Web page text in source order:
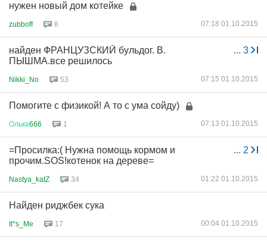
нужен новый дом котейке
zubboff 8 07:18 01.10.2015
... 3
найден ФРАНЦУЗСКИЙ бульдог. В.
ПЫШМА.все решилось
Nikki_No 53 07:15 01.10.2015
Помогите с физикой! А то с ума сойду)
Олька666 1 07:13 01.10.2015
... 2
=Просилка:( Нужна помощь кормом и
прочим.SOS!котенок на дереве=
Nastya_katZ 34 01:22 01.10.2015
Найден риджбек сука
It*s_Me 17 00:04 01.10.2015